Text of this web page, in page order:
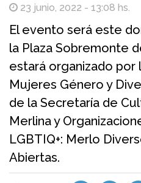
23 junio, 2022 - 13:08 hs.
El evento será este
la Plaza Sobremonte
estará organizado por
Mujeres Género y
de la Secretaría de
Merlina y
LGBTIQ+: Merlo
Abiertas.